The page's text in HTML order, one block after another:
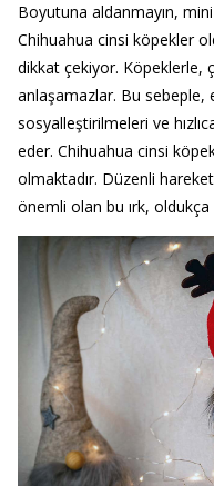
Boyutuna aldanmayın,
Chihuahua cinsi köpekler
dikkat çekiyor. Köpeklerle,
anlaşamazlar. Bu sebeple,
sosyalleştirilmeleri ve
eder. Chihuahua cinsi
olmaktadır. Düzenli
önemli olan bu ırk, oldukça